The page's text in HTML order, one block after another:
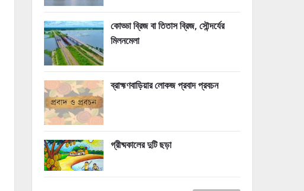
কোড্ডা ব্রিজ বা তিতাস ব্রিজ, সৌন্দর্যের
মিলনমেলা
ব্রাহ্মণবাড়িয়ার লোকজ প্রবাদ প্রবচন
গ্রীষ্মকালের দুটি ছড়া